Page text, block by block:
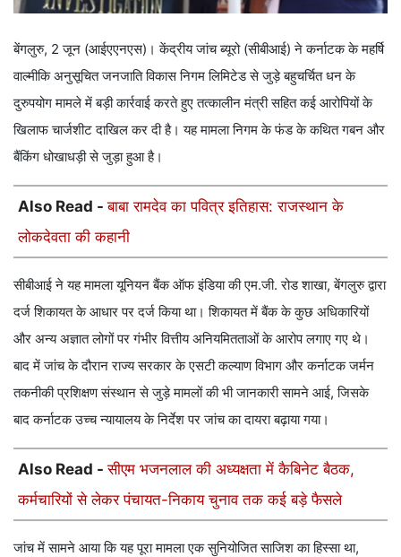
बेंगलुरु, 2 जून (आईएएनएस)। केंद्रीय जांच ब्यूरो (सीबीआई) ने कर्नाटक के महर्षि
वाल्मीकि अनुसूचित जनजाति विकास निगम लिमिटेड से जुड़े बहुचर्चित धन के
दुरुपयोग मामले में बड़ी कार्रवाई करते हुए तत्कालीन मंत्री सहित कई आरोपियों के
खिलाफ चार्जशीट दाखिल कर दी है। यह मामला निगम के फंड के कथित गबन और
बैंकिंग धोखाधड़ी से जुड़ा हुआ है।
Also Read -बाबा रामदेव का पवित्र इतिहास: राजस्थान के
लोकदेवता की कहानी
सीबीआई ने यह मामला यूनियन बैंक ऑफ इंडिया की एम.जी. रोड शाखा, बेंगलुरु द्वारा
दर्ज शिकायत के आधार पर दर्ज किया था। शिकायत में बैंक के कुछ अधिकारियों
और अन्य अज्ञात लोगों पर गंभीर वित्तीय अनियमितताओं के आरोप लगाए गए थे।
बाद में जांच के दौरान राज्य सरकार के एसटी कल्याण विभाग और कर्नाटक जर्मन
तकनीकी प्रशिक्षण संस्थान से जुड़े मामलों की भी जानकारी सामने आई, जिसके
बाद कर्नाटक उच्च न्यायालय के निर्देश पर जांच का दायरा बढ़ाया गया।
Also Read -सीएम भजनलाल की अध्यक्षता में कैबिनेट बैठक,
कर्मचारियों से लेकर पंचायत-निकाय चुनाव तक कई बड़े फैसले
जांच में सामने आया कि यह पूरा मामला एक सुनियोजित साजिश का हिस्सा था,